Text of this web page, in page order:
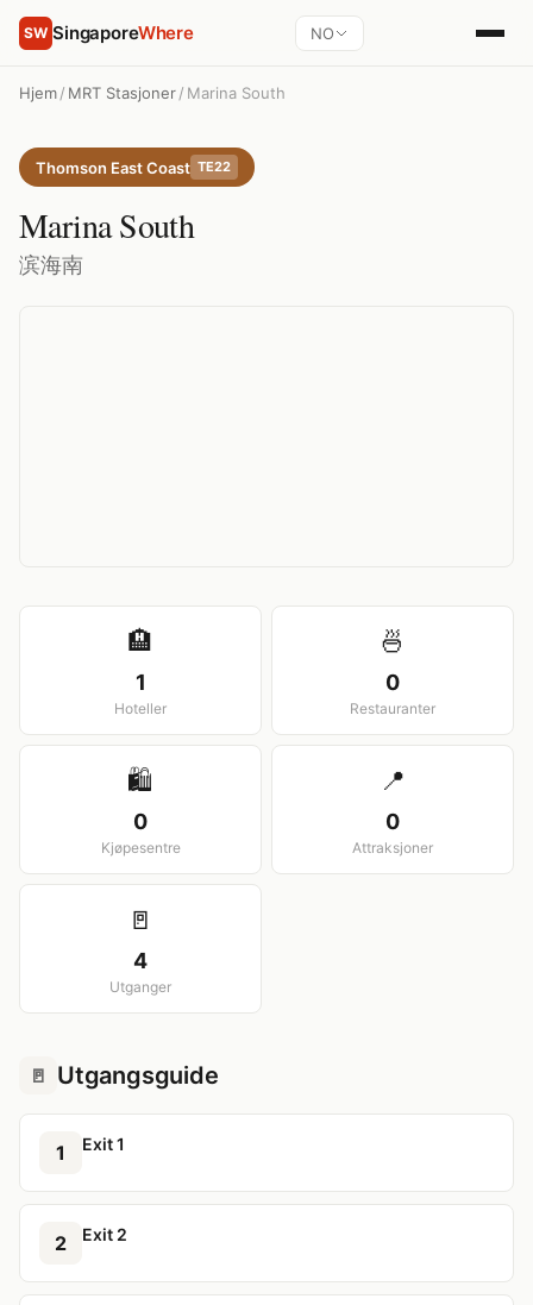
SW SingaporeWhere NO
Hjem/ MRT Stasjoner/ Marina South
Thomson East Coast TE22
Marina South
滨海南
🏨
1
Hoteller
🍜
0
Restauranter
🛍️
0
Kjøpesentre
📍
0
Attraksjoner
🚪
4
Utganger
🚪 Utgangsguide
1 Exit 1
2 Exit 2